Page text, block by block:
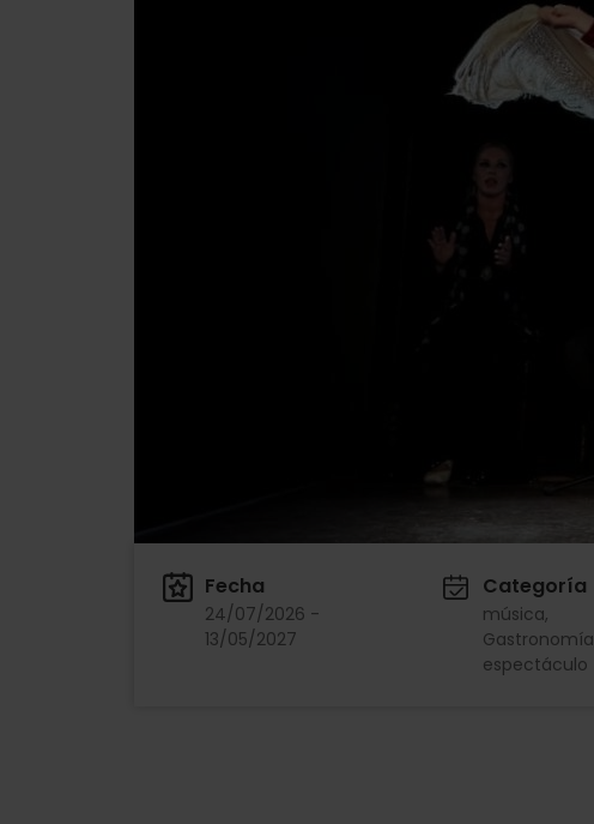
Fecha
24/07/2026 -
13/05/2027
Categoría
música
Gastronomía
espectáculo